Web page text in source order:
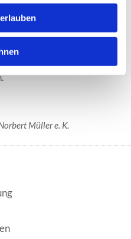
um Ihre
Müller e. K.